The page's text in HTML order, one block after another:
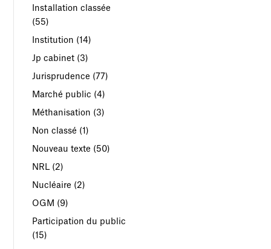
Installation classée
(55)
Institution (14)
Jp cabinet (3)
Jurisprudence (77)
Marché public (4)
Méthanisation (3)
Non classé (1)
Nouveau texte (50)
NRL (2)
Nucléaire (2)
OGM (9)
Participation du public
(15)